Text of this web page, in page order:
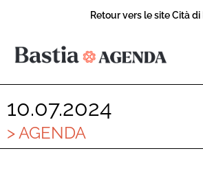
Retour vers le site Cità di
10.07.2024
> AGENDA